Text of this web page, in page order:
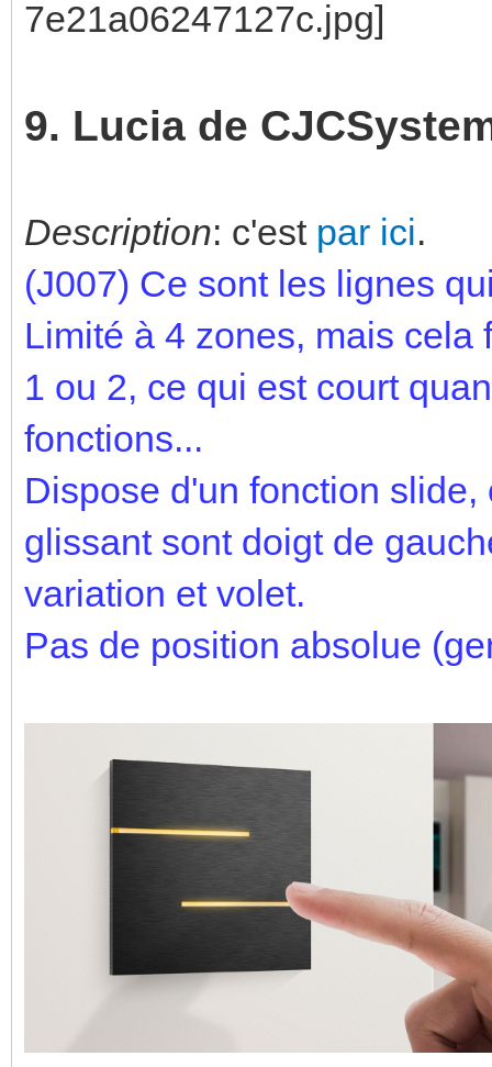
9. Lucia de
Description: c'est par ici.
(J007) Ce sont les lignes
Limité à 4 zones, mais cela
1 ou 2, ce qui est court
fonctions...
Dispose d'un fonction
glissant sont doigt de
variation et volet.
Pas de position absolue